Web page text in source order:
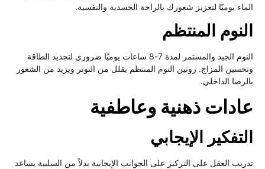
يوميًا لتعزيز شعورك بالراحة الجسدية والنفسية.
المنتظم
النوم الجيد والمستمر لمدة 7-8 ساعات يوميًا ضروري لتجديد الطاقة
المزاج. روتين النوم المنتظم يقلل من التوتر ويزيد من الشعور
الداخلي.
ذهنية وعاطفية
الإيجابي
العقل على التركيز على الجوانب الإيجابية بدلاً من السلبية يساعد